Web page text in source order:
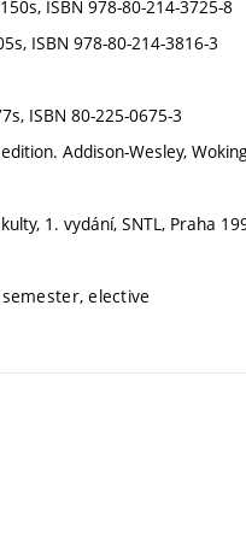
ISBN 978-80-214-3725-8
ISBN 978-80-214-3816-3
ISBN 80-225-0675-3
Addison-Wesley,
1. vydání, SNTL, Praha
elective